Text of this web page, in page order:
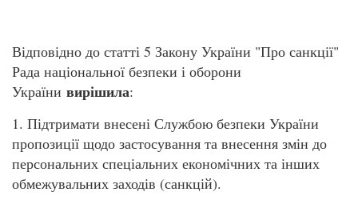
Відповідно до статті 5 Закону України "Про санкції"
Рада національної безпеки і оборони
України вирішила:
1. Підтримати внесені Службою безпеки України
пропозиції щодо застосування та внесення змін до
персональних спеціальних економічних та інших
обмежувальних заходів (санкцій).